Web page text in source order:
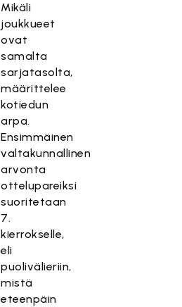
Mikäli
joukkueet
ovat
samalta
sarjatasolta,
määrittelee
kotiedun
arpa.
Ensimmäinen
valtakunnallinen
arvonta
ottelupareiksi
suoritetaan
7.
kierrokselle,
eli
puolivälieriin,
mistä
eteenpäin